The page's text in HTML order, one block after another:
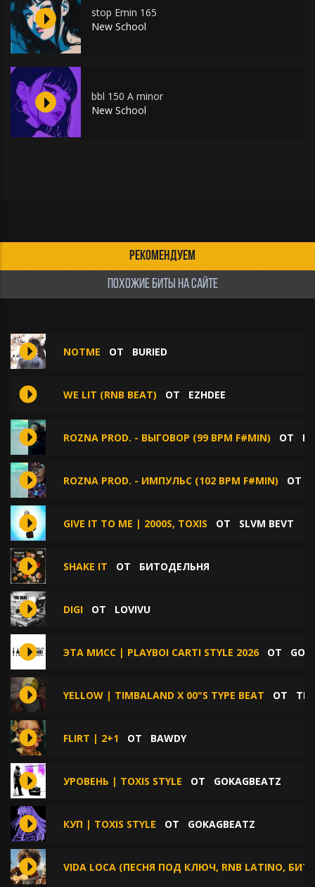
stop Emin 165
New School
bbl 150 A minor
New School
РЕКОМЕНДУЕМ
ПОХОЖИЕ БИТЫ НА САЙТЕ
NOTME ОТ BURIED
WE LIT (RNB BEAT) ОТ EZHDEE
ROZNA PROD. - ВЫГОВОР (99 BPM F#MIN) ОТ
ROZNA PROD. - ИМПУЛЬС (102 BPM F#MIN) ОТ
GIVE IT TO ME | 2000S, TOXIS ОТ SLVM BEVT
SHAKE IT ОТ БИТОДЕЛЬНЯ
DIGI ОТ LOVIVU
ЭТА МИСС | PLAYBOI CARTI STYLE 2026 ОТ
YELLOW | TIMBALAND X 00"S TYPE BEAT ОТ
FLIRT | 2+1 ОТ BAWDY
УРОВЕНЬ | TOXIS STYLE ОТ GOKAGBEATZ
КУП | TOXIS STYLE ОТ GOKAGBEATZ
VIDA LOCA (ПЕСНЯ ПОД КЛЮЧ, RNB LATINO, БИТ